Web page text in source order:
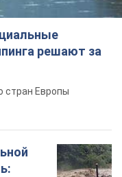
решают за
стран Европы